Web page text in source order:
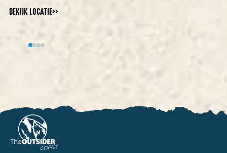
BEKIJK LOCATIE>>